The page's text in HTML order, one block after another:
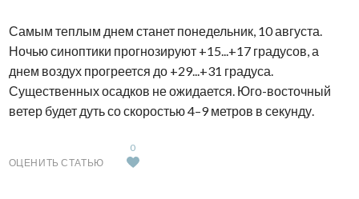
Самым теплым днем станет понедельник, 10 августа.
Ночью синоптики прогнозируют +15...+17 градусов, а
днем воздух прогреется до +29...+31 градуса.
Существенных осадков не ожидается. Юго-восточный
ветер будет дуть со скоростью 4–9 метров в секунду.
ОЦЕНИТЬ СТАТЬЮ
0